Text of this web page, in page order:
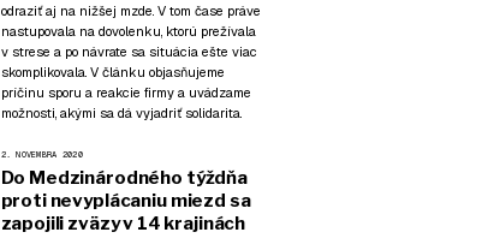
odraziť aj na nižšej mzde. V tom čase práve
nastupovala na dovolenku, ktorú prežívala
v strese a po návrate sa situácia ešte viac
skomplikovala. V článku objasňujeme
príčinu sporu a reakcie firmy a uvádzame
možnosti, akými sa dá vyjadriť solidarita.
2. NOVEMBRA 2020
Do Medzinárodného týždňa
proti nevyplácaniu miezd sa
zapojili zväzy v 14 krajinách